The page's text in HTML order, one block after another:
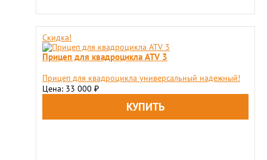
Скидка!
Прицеп для квадроцикла ATV 3
Прицеп для квадроцикла универсальный надежный!
Цена: 33 000 ₽